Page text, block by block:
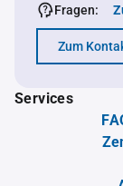
Fragen:
Zum
Services